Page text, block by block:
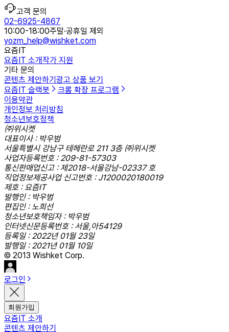
고객 문의
02-6925-4867
10:00-18:00주말·공휴일 제외
yozm_help@wishket.com
요즘IT
요즘IT 소개작가 지원
기타 문의
콘텐츠 제안하기 광고 상품 보기
요즘IT 슬랙봇
크롬 확장 프로그램
이용약관
개인정보 처리방침
청소년보호정책
㈜위시켓
대표이사 : 박우범
서울특별시 강남구 테헤란로 211 3층 ㈜위시켓
사업자등록번호 : 209-81-57303
통신판매업신고 : 제2018-서울강남-02337 호
직업정보제공사업 신고번호 : J1200020180019
제호 : 요즘IT
발행인 : 박우범
편집인 : 노희선
청소년보호책임자 : 박우범
인터넷신문등록번호 : 서울,아54129
등록일 : 2022년 01월 23일
발행일 : 2021년 01월 10일
© 2013 Wishket Corp.
로그인
회원가입
요즘IT 소개
콘텐츠 제안하기